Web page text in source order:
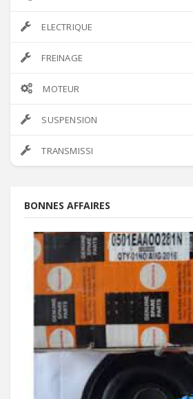
ELECTRIQUE
FREINAGE
MOTEUR
SUSPENSION
TRANSMISSI
BONNES AFFAIRES